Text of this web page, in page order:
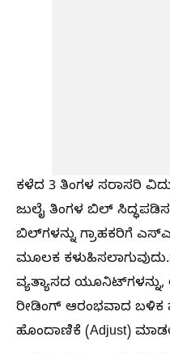
ಕಳೆದ 3 ತಿಂಗಳ ಸರಾಸರಿ
ಜುಲೈ ತಿಂಗಳ ಬಿಲ್
ಬಿಲ್‌ಗಳನ್ನು ಗ್ರಾಹಕರಿಗೆ
ಮೂಲಕ
ವ್ಯತ್ಯಾಸದ
ರೀಡಿಂಗ್ ಆರಂಭವಾದ ಬಳಿಕ
ಹೊಂದಾಣಿಕೆ (Adjust)